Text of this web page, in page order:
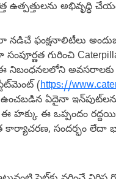
ఫంక్షనాలిటీలు
గురించి
అవసరాలకు
(https://
ఏదైనా ఇన్‌పుట్‌లను
హక్కు ఈ ఒప్పందం
కార్యాచరణ,